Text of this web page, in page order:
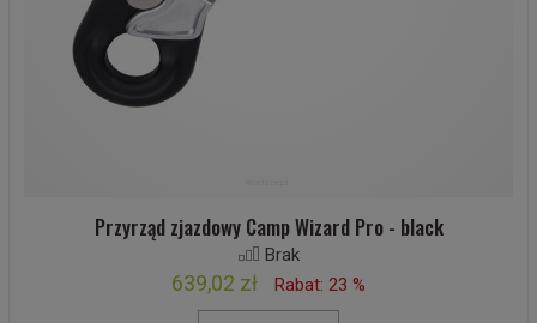
Przyrząd zjazdowy Camp Wizard Pro - black
Brak
639,02 zł Rabat: 23 %